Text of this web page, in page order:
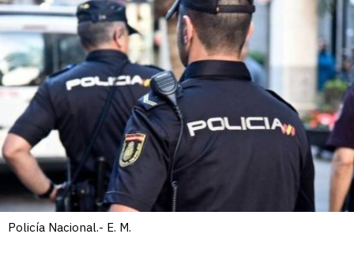
Policía Nacional.- E. M.